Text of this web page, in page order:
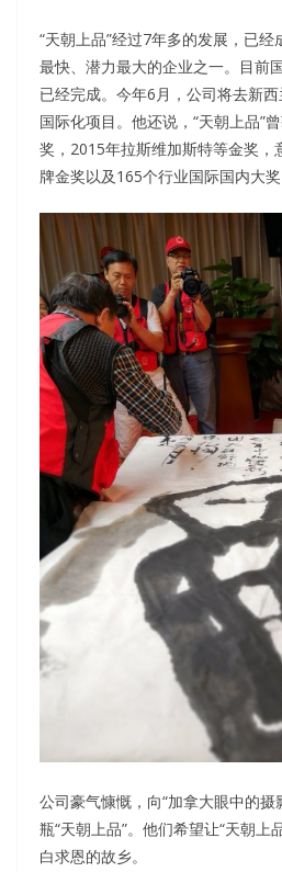
“天朝上品”经过7年多的发展，已
最快、潜力最大的企业之一。目前
已经完成。今年6月，公司将去新
国际化项目。他还说，“天朝上品”
奖，2015年拉斯维加斯特等金奖，
牌金奖以及165个行业国际国内大奖
公司豪气慷慨，向“加拿大眼中的摄
瓶“天朝上品”。他们希望让“天朝上
白求恩的故乡。